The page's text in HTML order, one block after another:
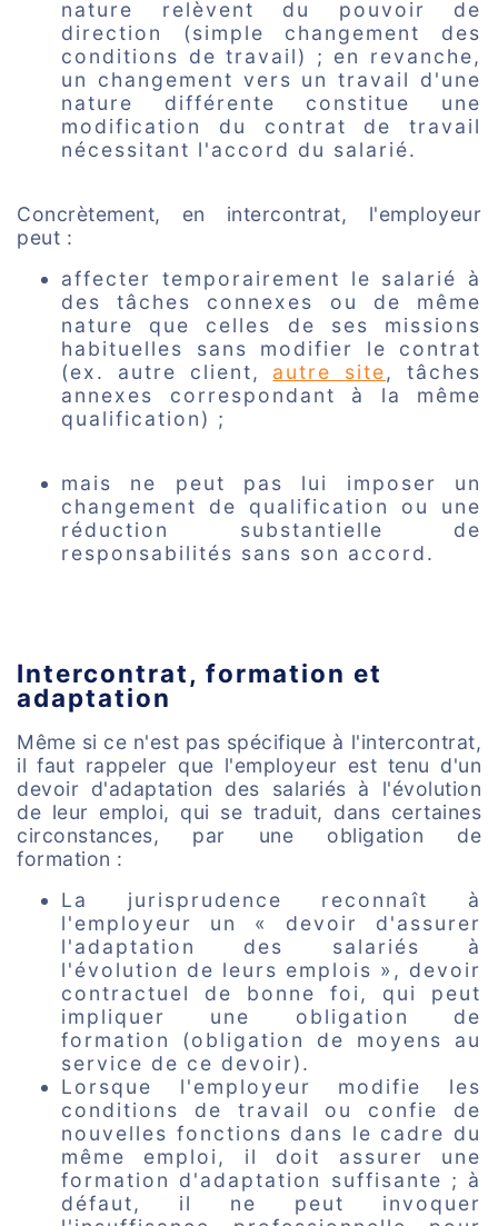
nature relèvent du pouvoir de
direction (simple changement des
conditions de travail) ; en revanche,
un changement vers un travail d'une
nature différente constitue une
modification du contrat de travail
nécessitant l'accord du salarié.
Concrètement, en intercontrat, l'employeur
peut :
affecter temporairement le salarié à
des tâches connexes ou de même
nature que celles de ses missions
habituelles sans modifier le contrat
(ex. autre client, autre site, tâches
annexes correspondant à la même
qualification) ;
mais ne peut pas lui imposer un
changement de qualification ou une
réduction substantielle de
responsabilités sans son accord.
Intercontrat, formation et
adaptation
Même si ce n'est pas spécifique à l'intercontrat,
il faut rappeler que l'employeur est tenu d'un
devoir d'adaptation des salariés à l'évolution
de leur emploi, qui se traduit, dans certaines
circonstances, par une obligation de
formation :
La jurisprudence reconnaît à
l'employeur un « devoir d'assurer
l'adaptation des salariés à
l'évolution de leurs emplois », devoir
contractuel de bonne foi, qui peut
impliquer une obligation de
formation (obligation de moyens au
service de ce devoir).
Lorsque l'employeur modifie les
conditions de travail ou confie de
nouvelles fonctions dans le cadre du
même emploi, il doit assurer une
formation d'adaptation suffisante ; à
défaut, il ne peut invoquer